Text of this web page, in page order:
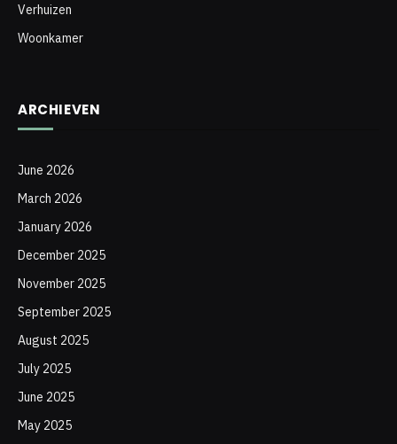
Verhuizen
Woonkamer
ARCHIEVEN
June 2026
March 2026
January 2026
December 2025
November 2025
September 2025
August 2025
July 2025
June 2025
May 2025